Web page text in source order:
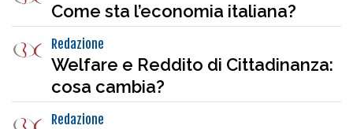
Come sta l’economia italiana?
Redazione
Welfare e Reddito di Cittadinanza:
cosa cambia?
Redazione